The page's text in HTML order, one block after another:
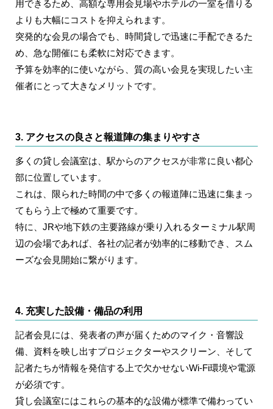
用できるため、高額な専用会見場やホテルの一室を借りる
よりも大幅にコストを抑えられます。
突発的な会見の場合でも、時間貸しで迅速に手配できるた
め、急な開催にも柔軟に対応できます。
予算を効率的に使いながら、質の高い会見を実現したい主
催者にとって大きなメリットです。
3. アクセスの良さと報道陣の集まりやすさ
多くの貸し会議室は、駅からのアクセスが非常に良い都心
部に位置しています。
これは、限られた時間の中で多くの報道陣に迅速に集まっ
てもらう上で極めて重要です。
特に、JRや地下鉄の主要路線が乗り入れるターミナル駅周
辺の会場であれば、各社の記者が効率的に移動でき、スム
ーズな会見開始に繋がります。
4. 充実した設備・備品の利用
記者会見には、発表者の声が届くためのマイク・音響設
備、資料を映し出すプロジェクターやスクリーン、そして
記者たちが情報を発信する上で欠かせないWi-Fi環境や電源
が必須です。
貸し会議室にはこれらの基本的な設備が標準で備わってい